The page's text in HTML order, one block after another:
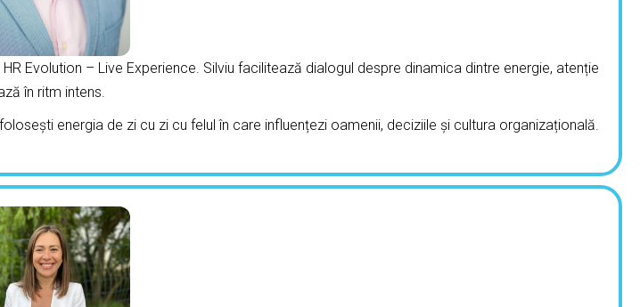
Evolution – Live Experience. Silviu facilitează dialogul despre dinamica dintre energie, atenție
în ritm intens.
energia de zi cu zi cu felul în care influențezi oamenii, deciziile și cultura organizațională.